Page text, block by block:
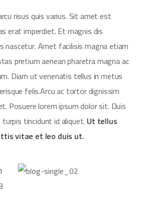
risus quis varius. Sit amet est
erat imperdiet. Et magnis dis
nascetur. Amet facilisis magna etiam
pretium aenean pharetra magna ac
Diam ut venenatis tellus in metus
felis.Arcu ac tortor dignissim
Posuere lorem ipsum dolor sit. Duis
tincidunt id aliquet. Ut tellus
vitae et leo duis ut.